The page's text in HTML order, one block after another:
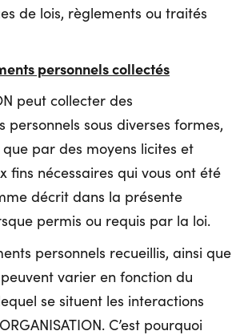
de lois, règlements ou traités
personnels collectés
peut collecter des
personnels sous diverses formes,
par des moyens licites et
fins nécessaires qui vous ont été
décrit dans la présente
permis ou requis par la loi.
personnels recueillis, ainsi que
varier en fonction du
se situent les interactions
C’est pourquoi